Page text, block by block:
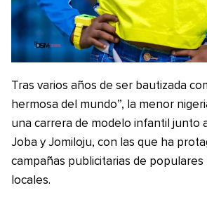
Tras varios años de ser bautizada
hermosa del mundo”, la menor
una carrera de modelo infantil junto
Joba y Jomiloju, con las que ha
campañas publicitarias de populares
locales.